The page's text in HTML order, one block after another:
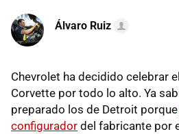
Álvaro Ruiz
Chevrolet ha decidido celebrar
Corvette por todo lo alto. Ya
preparado los de Detroit porque
configurador del fabricante por